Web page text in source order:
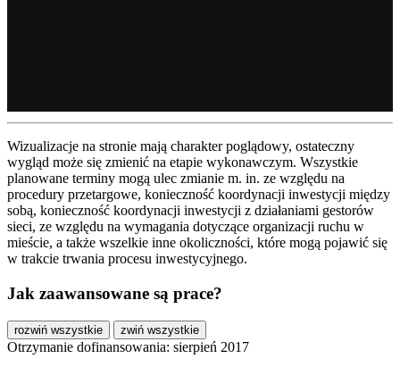
Wizualizacje na stronie mają charakter poglądowy, ostateczny
wygląd może się zmienić na etapie wykonawczym. Wszystkie
planowane terminy mogą ulec zmianie m. in. ze względu na
procedury przetargowe, konieczność koordynacji inwestycji między
sobą, konieczność koordynacji inwestycji z działaniami gestorów
sieci, ze względu na wymagania dotyczące organizacji ruchu w
mieście, a także wszelkie inne okoliczności, które mogą pojawić się
w trakcie trwania procesu inwestycyjnego.
Jak zaawansowane są prace?
rozwiń wszystkie zwiń wszystkie
Otrzymanie dofinansowania: sierpień 2017